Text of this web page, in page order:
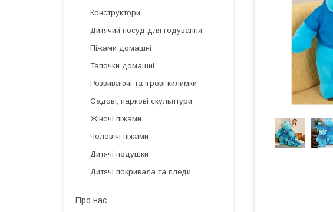
Конструктори
Дитячий посуд для годування
Піжами домашні
Тапочки домашні
Розвиваючі та ігрові килимки
Садові, паркові скульптури
Жіночі піжами
Чоловічі піжами
Дитячі подушки
Дитячі покривала та пледи
Про нас